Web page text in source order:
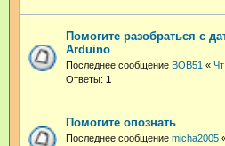
Помогите разобраться с
Arduino
Последнее сообщение BOB51 «
Ответы: 1
Помогите опознать
Последнее сообщение micha2005